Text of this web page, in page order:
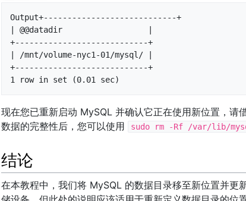
Output+----------------------------+
| @@datadir                  |
+----------------------------+
| /mnt/volume-nyc1-01/mysql/ |
+----------------------------+
1 row in set (0.01 sec)
现在您已重新启动 MySQL 并确认它正在使用新位置，请
数据的完整性后，您可以使用
sudo rm -Rf /var/lib/
结论
在本教程中，我们将 MySQL 的数据目录移至新位置并